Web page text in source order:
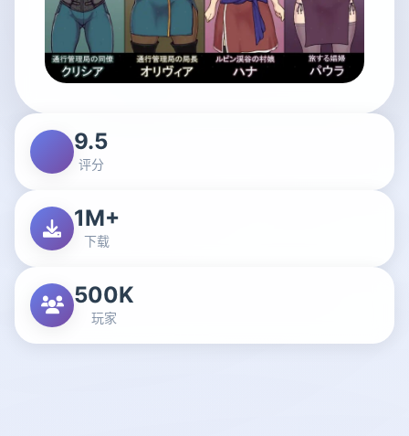
9.5
评分
1M+
下载
500K
玩家